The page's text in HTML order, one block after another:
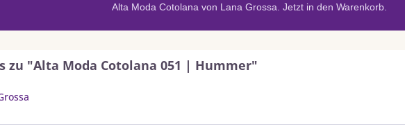
Alta Moda Cotolana von Lana Grossa. Jetzt in den Warenkorb.
zu "Alta Moda Cotolana 051 | Hummer"